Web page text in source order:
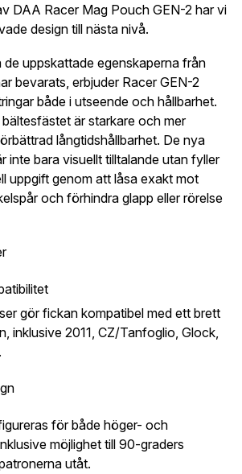
DAA Racer Mag Pouch GEN-2 har vi
design till nästa nivå.
de uppskattade egenskaperna från
bevarats, erbjuder Racer GEN-2
både i utseende och hållbarhet.
är starkare och mer
långtidshållbarhet. De nya
inte bara visuellt tilltalande utan fyller
uppgift genom att låsa exakt mot
och förhindra glapp eller rörelse
gör fickan kompatibel med ett brett
inklusive 2011, CZ/Tanfoglio, Glock,
för både höger- och
möjlighet till 90-graders
utåt.
med dina avtalspriser, smidig
tillgång till orderhistorik.
hanteras beställningen
*
vi till dig när kontot är
hittar du svar på de vanligaste
Mitt konto.
Föreningsnamn:*
*
adress nedan så kontaktar vi dig
är tillbaka i vårt